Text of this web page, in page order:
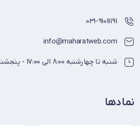
031-91011191
info@maharatweb.com
شنبه تا چهارشنبه 8:00 الی 17:00 - پنجشنبه 8:00 الی 13:00
نمادها